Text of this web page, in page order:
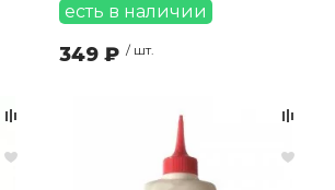
есть в наличии
349 ₽ / шт.